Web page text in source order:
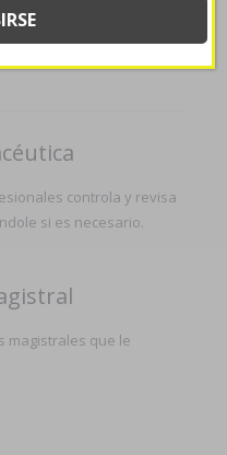
EN
controla y revisa
si es necesario.
magistrales que le